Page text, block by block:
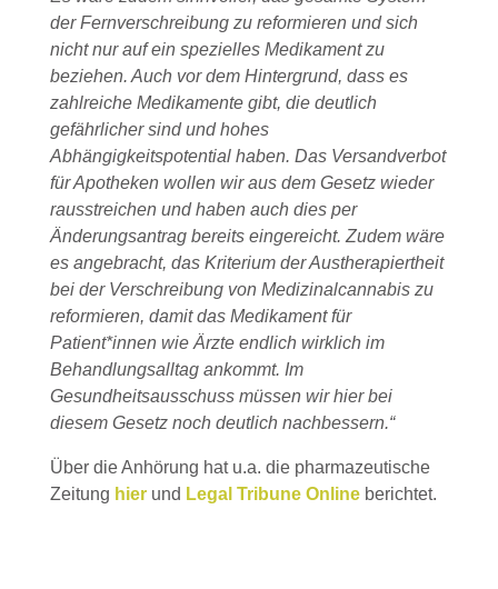
der Fernverschreibung zu reformieren und sich
nicht nur auf ein spezielles Medikament zu
beziehen. Auch vor dem Hintergrund, dass es
zahlreiche Medikamente gibt, die deutlich
gefährlicher sind und hohes
Abhängigkeitspotential haben. Das Versandverbot
für Apotheken wollen wir aus dem Gesetz wieder
rausstreichen und haben auch dies per
Änderungsantrag bereits eingereicht. Zudem wäre
es angebracht, das Kriterium der Austherapiertheit
bei der Verschreibung von Medizinalcannabis zu
reformieren, damit das Medikament für
Patient*innen wie Ärzte endlich wirklich im
Behandlungsalltag ankommt. Im
Gesundheitsausschuss müssen wir hier bei
diesem Gesetz noch deutlich nachbessern.“
Über die Anhörung hat u.a. die pharmazeutische
Zeitung hierund Legal Tribune Onlineberichtet.